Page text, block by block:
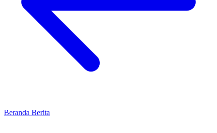
Beranda Berita